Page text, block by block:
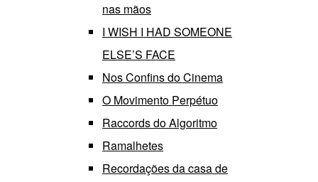
nas mãos
I WISH I HAD SOMEONE
ELSE’S FACE
Nos Confins do Cinema
O Movimento Perpétuo
Raccords do Algoritmo
Ramalhetes
Recordações da casa de